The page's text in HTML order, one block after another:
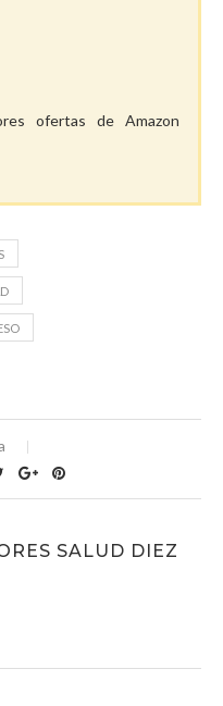
ofertas de Amazon
SALUD DIEZ